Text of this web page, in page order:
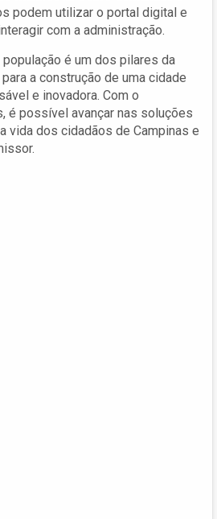
podem utilizar o portal digital e
com a administração.
é um dos pilares da
a construção de uma cidade
e inovadora. Com o
é possível avançar nas soluções
vida dos cidadãos de Campinas e